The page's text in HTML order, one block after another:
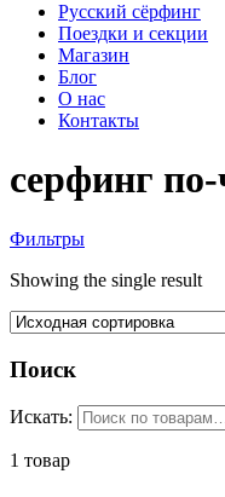
Русский сёрфинг
Поездки и секции
Магазин
Блог
О нас
Контакты
серфинг
Фильтры
Showing the single result
Поиск
Искать:
1 товар